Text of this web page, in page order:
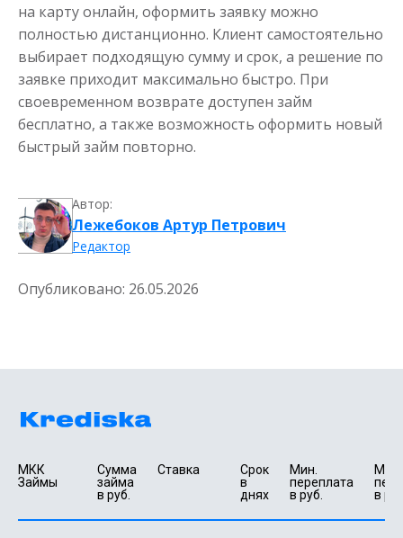
на карту онлайн, оформить заявку можно
полностью дистанционно. Клиент самостоятельно
выбирает подходящую сумму и срок, а решение по
заявке приходит максимально быстро. При
своевременном возврате доступен займ
бесплатно, а также возможность оформить новый
быстрый займ повторно.
Автор:
Лежебоков Артур Петрович
Редактор
Опубликовано: 26.05.2026
МКК
Займы
Сумма
займа
в руб.
Ставка
Срок
в
днях
Мин.
переплата
в руб.
в